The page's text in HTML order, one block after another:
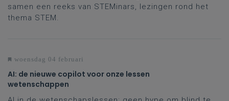
samen een reeks van STEMinars, lezingen rond het
thema STEM.
woensdag 04 februari
AI: de nieuwe copilot voor onze lessen
wetenschappen